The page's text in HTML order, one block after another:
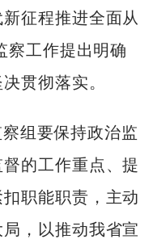
征程推进全面从
察工作提出明确
贯彻落实。
组要保持政治监
的工作重点、提
职能职责，主动
，以推动我省宣